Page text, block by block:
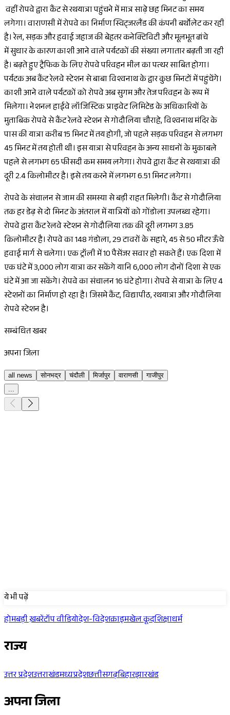
वहीं रोपवे द्वारा कैंट से रथयात्रा पहुंचने में मात्र साढ़े छह मिनट का समय
लगेगा। वाराणसी में रोपवे का निर्माण स्विट्जरलैंड की कंपनी बर्थोलेट कर रही
है। रेल, सड़क और हवाई जहाज की बेहतर कनेक्टिविटी और मूलभूत ढांचे
में सुधार के कारण काशी आने वाले पर्यटकों की संख्या लगातार बढ़ती जा रही
है। बढ़ते हुए ट्रैफिक के लिए रोपवे परिवहन मील का पत्थर साबित होगा।
पर्यटक अब कैंट रेलवे स्टेशन से बाबा विश्वनाथ के द्वार कुछ मिनटों में पहुंचेंगे।
काशी आने वाले पर्यटकों को रोपवे अब सुगम और तेज परिवहन के रूप में
मिलेगा। नेशनल हाईवे लॉजिस्टिक प्राइवेट लिमिटेड के अधिकारियों के
मुताबिक रोपवे से कैंट रेलवे स्टेशन से गोदौलिया चौराहे, विश्वनाथ मंदिर के
पास की यात्रा करीब 15 मिनट में तय होगी, जो पहले सड़क परिवहन से लगभग
45 मिनट में तय होती थी। इस यात्रा से परिवहन के अन्य साधनों के मुकाबले
पहले से लगभग 65 फीसदी कम समय लगेगा। रोपवे द्वारा कैंट से रथयात्रा की
दूरी 2.4 किलोमीटर है। इसे तय करने में लगभग 6.51 मिनट लगेगा।
रोपवे के संचालन से जाम की समस्या से बड़ी राहत मिलेगी। कैंट से गोदौलिया
तक हर डेढ़ से दो मिनट के अंतराल में यात्रियों को गोंडोला उपलब्ध रहेगा।
रोपवे द्वारा कैंट रेलवे स्टेशन से गोदौलिया तक की दूरी लगभग 3.85
किलोमीटर है। रोपवे का 148 गंडोला, 29 टावरों के सहारे, 45 से 50 मीटर ऊँचे
हवाई मार्ग से चलेगा। एक ट्रॉली में 10 पैसेंजर सवार हो सकते हैं। एक दिशा में
एक घंटे में 3,000 लोग यात्रा कर सकेंगे यानि 6,000 लोग दोनों दिशा से एक
घंटे में आ जा सकेंगे। रोपवे का संचालन 16 घंटे होगा। रोपवे से यात्रा के लिए 4
स्टेशनों का निर्माण हो रहा है। जिसमे कैंट, विद्यापीठ, रथयात्रा और गोदौलिया
रोपवे स्टेशन है।
सम्बंधित खबर
अपना जिला
all news सोनभद्र चंदौली मिर्जापुर वाराणसी
गाजीपुर
...
ये भी पढ़ें
होमबड़ी ख़बरेंटॉप वीडियोदेश-विदेशक्राइमखेल कूदशिक्षाधर्म
राज्य
उत्तर प्रदेशउत्तराखंडमध्यप्रदेशछत्तीसगढ़बिहारझारखंड
अपना जिला